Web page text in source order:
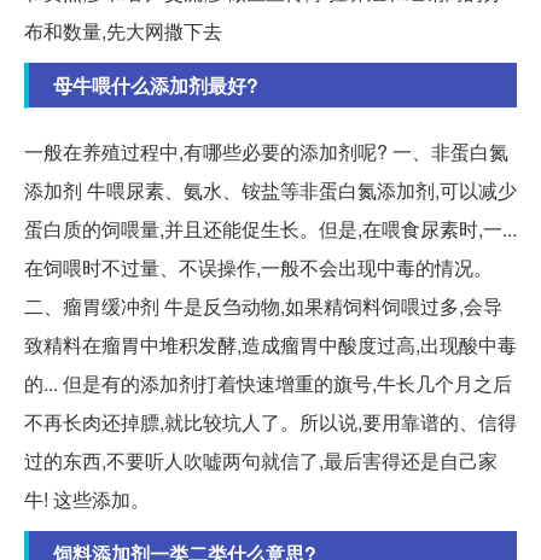
布和数量,先大网撒下去
母牛喂什么添加剂最好?
一般在养殖过程中,有哪些必要的添加剂呢? 一、非蛋白氮
添加剂 牛喂尿素、氨水、铵盐等非蛋白氮添加剂,可以减少
蛋白质的饲喂量,并且还能促生长。但是,在喂食尿素时,一...
在饲喂时不过量、不误操作,一般不会出现中毒的情况。
二、瘤胃缓冲剂 牛是反刍动物,如果精饲料饲喂过多,会导
致精料在瘤胃中堆积发酵,造成瘤胃中酸度过高,出现酸中毒
的... 但是有的添加剂打着快速增重的旗号,牛长几个月之后
不再长肉还掉膘,就比较坑人了。所以说,要用靠谱的、信得
过的东西,不要听人吹嘘两句就信了,最后害得还是自己家
牛! 这些添加。
饲料添加剂一类二类什么意思?